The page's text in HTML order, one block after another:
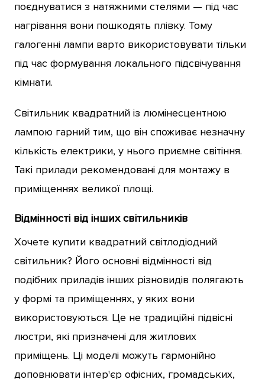
поєднуватися з натяжними стелями — під час
нагрівання вони пошкодять плівку. Тому
галогенні лампи варто використовувати тільки
під час формування локального підсвічування
кімнати.
Світильник квадратний із люмінесцентною
лампою гарний тим, що він споживає незначну
кількість електрики, у нього приємне світіння.
Такі прилади рекомендовані для монтажу в
приміщеннях великої площі.
Відмінності від інших світильників
Хочете купити квадратний світлодіодний
світильник? Його основні відмінності від
подібних приладів інших різновидів полягають
у формі та приміщеннях, у яких вони
використовуються. Це не традиційні підвісні
люстри, які призначені для житлових
приміщень. Ці моделі можуть гармонійно
доповнювати інтер'єр офісних, громадських,